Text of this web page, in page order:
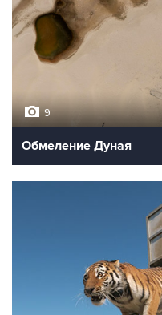
9
Обмеление Дуная